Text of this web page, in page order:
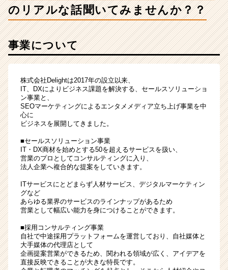
て
み
ベ
ン
チ
ー・
長
企
業
ら
ス
カ
ト
が
届
く
のリアルな話聞いてみませんか？？
事業について
株式会社Delightは2017年の設立以来、
IT、DXによりビジネス課題を解決する、セールスソリューショ
ン事業と、
SEOマーケティングによるエンタメメディア立ち上げ事業を中
心に
ビジネスを展開してきました。
■セールスソリューション事業
IT・DX商材を始めとする50を超えるサービスを扱い、
営業のプロとしてコンサルティングに入り、
法人企業へ複合的な提案をしていきます。
ITサービスにとどまらず人材サービス、デジタルマーケティン
グなど
あらゆる業界のサービスのラインナップがあるため
営業として幅広い能力を身につけることができます。
■採用コンサルティング事業
自社で中途採用プラットフォームを運営しており、自社媒体と
大手媒体の代理店として
企画提案営業ができるため、関われる領域が広く、アイデアを
直接反映できることが大きな特長です。